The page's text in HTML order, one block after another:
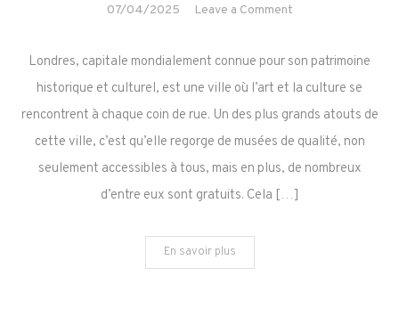
07/04/2025 Leave a Commenton
musées
Londres
:
découvrez
les
Londres, capitale mondialement connue pour son patrimoine
historique et culturel, est une ville où l’art et la culture se
rencontrent à chaque coin de rue. Un des plus grands atouts de
cette ville, c’est qu’elle regorge de musées de qualité, non
seulement accessibles à tous, mais en plus, de nombreux
d’entre eux sont gratuits. Cela […]
En savoir plus